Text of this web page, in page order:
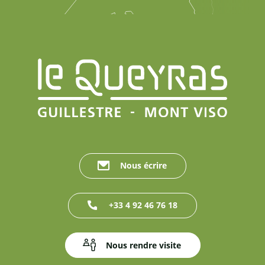
Nous écrire
+33 4 92 46 76 18
Nous rendre visite